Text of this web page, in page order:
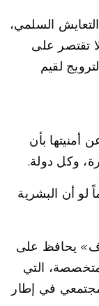
السلمي،
تقتصر على
لقيم
أمنيتها بأن
وكل دولة.
لو أن البشرية
يحافظ على
التي
في إطار